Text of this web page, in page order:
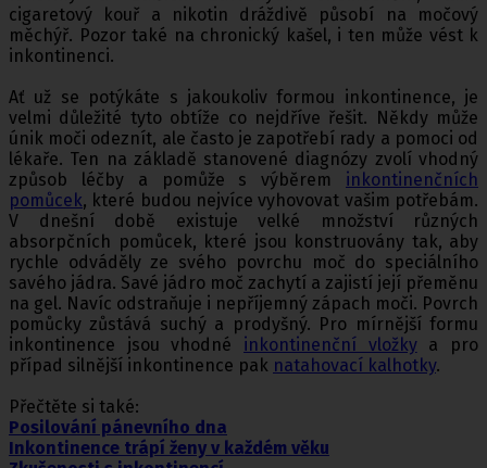
cigaretový kouř a nikotin dráždivě působí na močový
měchýř. Pozor také na chronický kašel, i ten může vést k
inkontinenci.
Ať už se potýkáte s jakoukoliv formou inkontinence, je
velmi důležité tyto obtíže co nejdříve řešit. Někdy může
únik moči odeznít, ale často je zapotřebí rady a pomoci od
lékaře. Ten na základě stanovené diagnózy zvolí vhodný
způsob léčby a pomůže s výběrem inkontinenčních
pomůcek, které budou nejvíce vyhovovat vašim potřebám.
V dnešní době existuje velké množství různých
absorpčních pomůcek, které jsou konstruovány tak, aby
rychle odváděly ze svého povrchu moč do speciálního
savého jádra. Savé jádro moč zachytí a zajistí její přeměnu
na gel. Navíc odstraňuje i nepříjemný zápach moči. Povrch
pomůcky zůstává suchý a prodyšný. Pro mírnější formu
inkontinence jsou vhodné inkontinenční vložkya pro
případ silnější inkontinence pak natahovací kalhotky.
Přečtěte si také:
Posilování pánevního dna
Inkontinence trápí ženy v každém věku